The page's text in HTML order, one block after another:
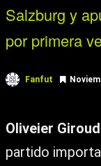
Salzburg y
por primera
Fanfut
Oliveier Giroud
partido